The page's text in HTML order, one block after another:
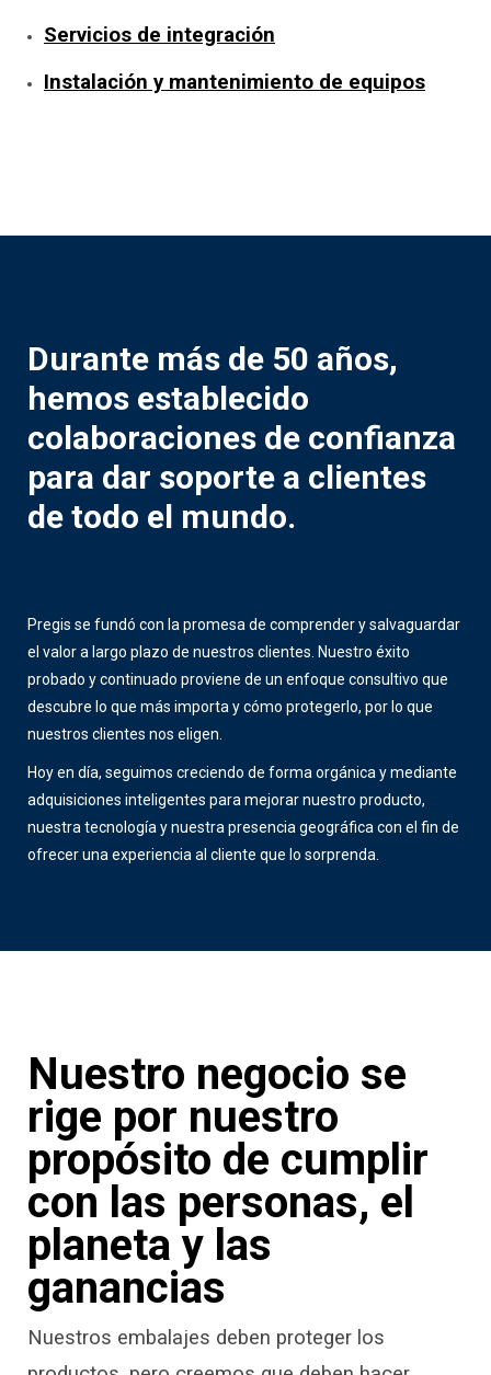
Servicios de integración
Instalación y mantenimiento de equipos
Durante más de 50 años,
hemos establecido
colaboraciones de confianza
para dar soporte a clientes
de todo el mundo.
Pregis se fundó con la promesa de comprender y salvaguardar
el valor a largo plazo de nuestros clientes. Nuestro éxito
probado y continuado proviene de un enfoque consultivo que
descubre lo que más importa y cómo protegerlo, por lo que
nuestros clientes nos eligen.
Hoy en día, seguimos creciendo de forma orgánica y mediante
adquisiciones inteligentes para mejorar nuestro producto,
nuestra tecnología y nuestra presencia geográfica con el fin de
ofrecer una experiencia al cliente que lo sorprenda.
Nuestro negocio se
rige por nuestro
propósito de cumplir
con las personas, el
planeta y las
ganancias
Nuestros embalajes deben proteger los